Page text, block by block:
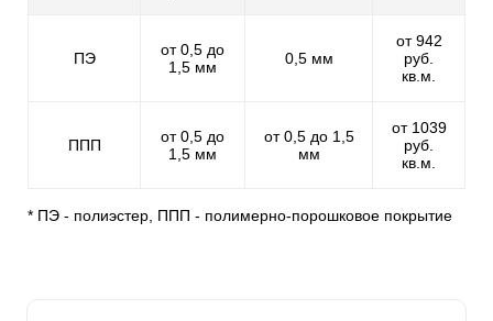
ПЭ
от 0,5 до
1,5 мм
0,5 мм
от 942
руб.
кв.м.
ППП
от 0,5 до
1,5 мм
от 0,5 до 1,5
мм
от 1039
руб.
кв.м.
* ПЭ - полиэстер, ППП - полимерно-порошковое покрытие